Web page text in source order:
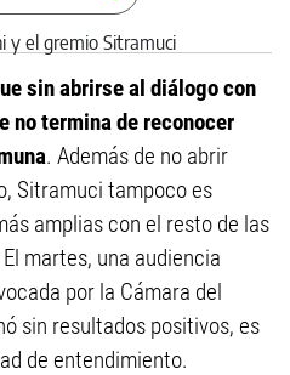
sin abrirse al diálogo con
no termina de reconocer
. Además de no abrir
Sitramuci tampoco es
amplias con el resto de las
martes, una audiencia
por la Cámara del
sin resultados positivos, es
de entendimiento.